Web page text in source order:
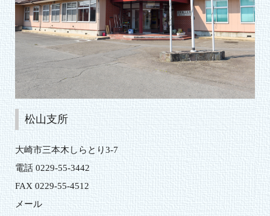
松山支所
大崎市三本木しらとり3-7
電話 0229-55-3442
FAX 0229-55-4512
メール